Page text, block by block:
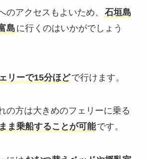
のアクセスもよいため、
石垣島
島 に行くのはいかがでしょう
リーで15分ほどで行けます。
の方は大きめのフェリーに乗る
ま乗船することが可能です。